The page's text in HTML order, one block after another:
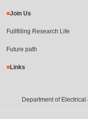
Join Us
Fullfilling Research Life
Future path
Links
Department of